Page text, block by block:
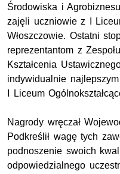
Środowiska i
zajęli uczniowie z I
Włoszczowie. Ostatni
reprezentantom z
Kształcenia
indywidualnie
I Liceum
Nagrody wręczał
Podkreślił wagę tych
podnoszenie swoich
odpowiedzialnego